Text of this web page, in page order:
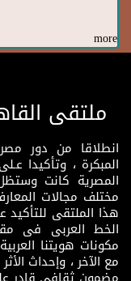
more
ملتقى
انطلاقا من دور
المبكرة ، وتأكيدا
المصرية كانت
مختلف مجالات
هذا الملتقى للتأكيد
الخط العربى فى
مكونات هويتنا
مع الآخر ، وإحداث